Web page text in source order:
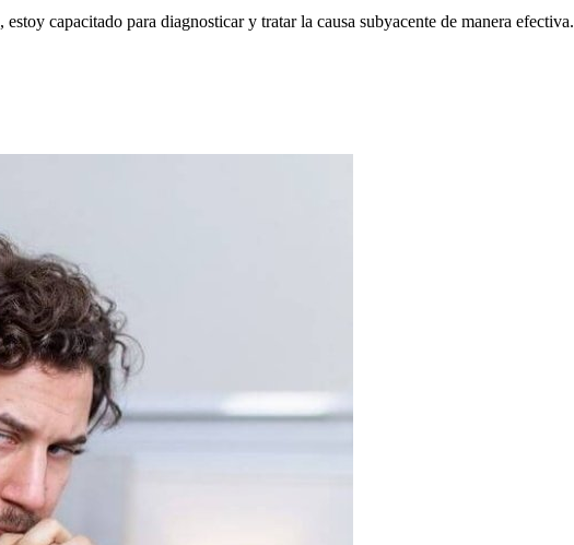
, estoy capacitado para diagnosticar y tratar la causa subyacente de manera efectiva.